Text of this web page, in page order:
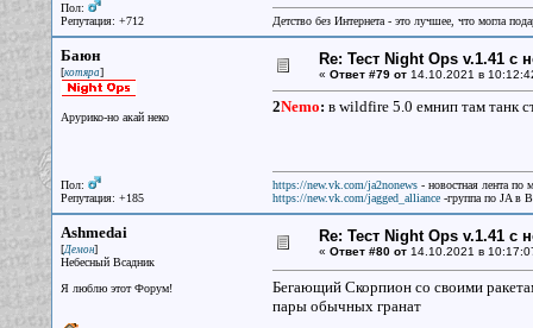
Пол:
Репутация: +712
Детство без Интернета - это лучшее, что могла
Баюн
[котяра]
Арурико-но акай неко
Пол:
Репутация: +185
Re: Тест Night Ops v.1.41 с
« Ответ #79 от14.10.2021 в
2Nemo: в wildfire 5.0 емнип там танк
https://new.vk.com/ja2nonews- новостная лента по
https://new.vk.com/jagged_alliance-группа по JA в
Ashmedai
[Демон]
Небесный Всадник
Я люблю этот Форум!
Re: Тест Night Ops v.1.41 с
« Ответ #80 от14.10.2021 в
Бегающий Скорпион со своими
пары обычных гранат